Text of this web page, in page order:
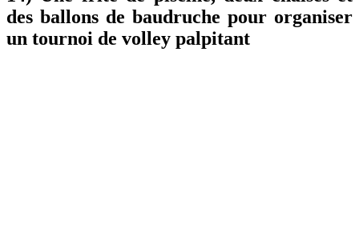
des ballons de baudruche pour organiser
un tournoi de volley palpitant